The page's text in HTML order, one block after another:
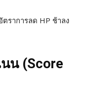
ราการลด HP ช้าลง
น (Score